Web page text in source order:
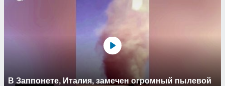
В Заппонете, Италия, замечен огромный пылевой